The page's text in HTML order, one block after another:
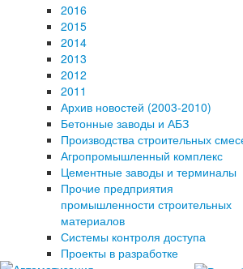
2016
2015
2014
2013
2012
2011
Архив новостей (2003-2010)
Бетонные заводы и АБЗ
Производства строительных
Агропромышленный комплекс
Цементные заводы и терминалы
Прочие предприятия
промышленности строительных
материалов
Системы контроля доступа
Проекты в разработке